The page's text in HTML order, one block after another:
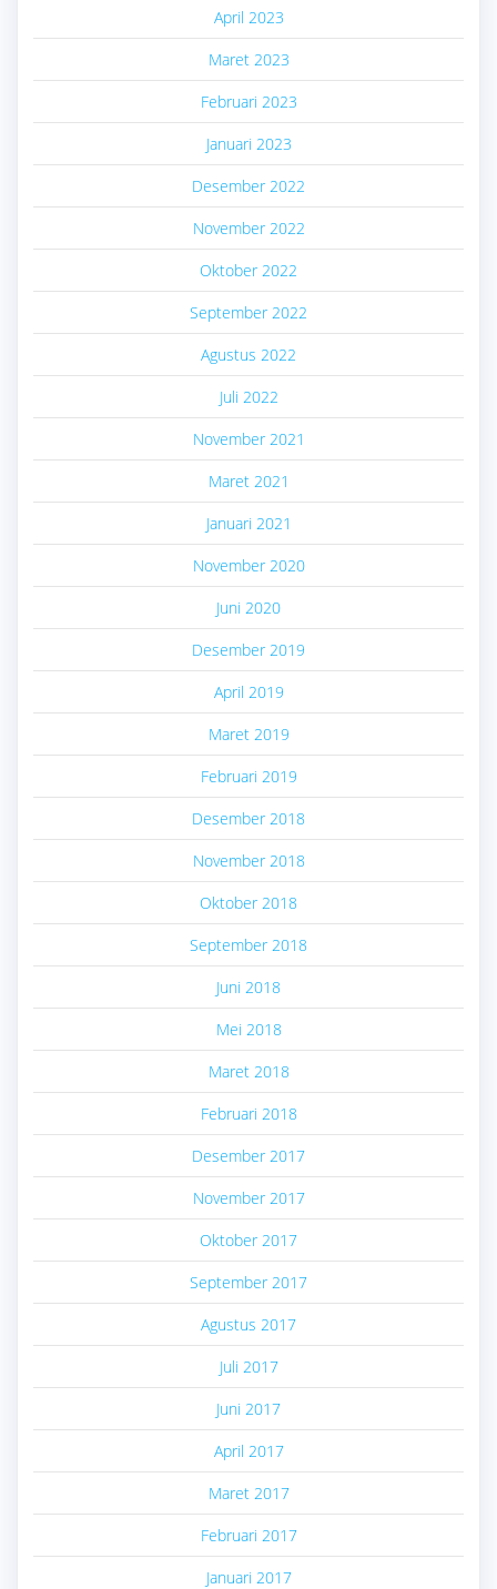
April 2023
Maret 2023
Februari 2023
Januari 2023
Desember 2022
November 2022
Oktober 2022
September 2022
Agustus 2022
Juli 2022
November 2021
Maret 2021
Januari 2021
November 2020
Juni 2020
Desember 2019
April 2019
Maret 2019
Februari 2019
Desember 2018
November 2018
Oktober 2018
September 2018
Juni 2018
Mei 2018
Maret 2018
Februari 2018
Desember 2017
November 2017
Oktober 2017
September 2017
Agustus 2017
Juli 2017
Juni 2017
April 2017
Maret 2017
Februari 2017
Januari 2017